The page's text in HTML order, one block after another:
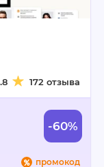
172 отзыва
-60%
промокод